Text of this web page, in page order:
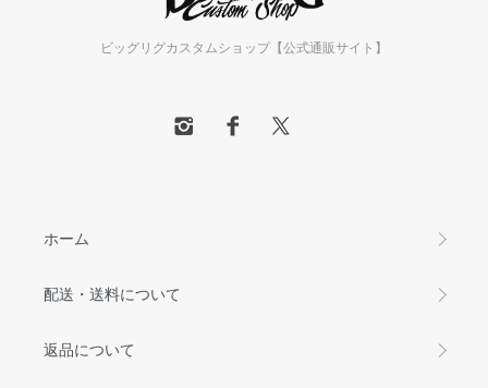
ビッグリグカスタムショップ【公式通販サイト】
ホーム
配送・送料について
返品について